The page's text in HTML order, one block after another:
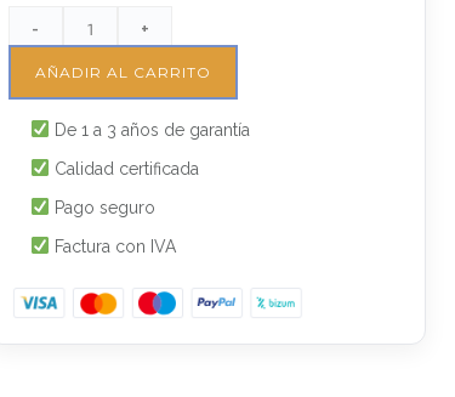
- +
AÑADIR AL CARRITO
De 1 a 3 años de garantía
Calidad certificada
Pago seguro
Factura con IVA